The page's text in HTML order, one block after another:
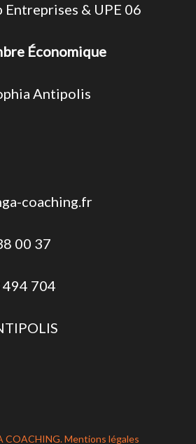
Entreprises & UPE 06
Économique
Antipolis
coaching.fr
00 37
494 704
COACHING.Mentions légales